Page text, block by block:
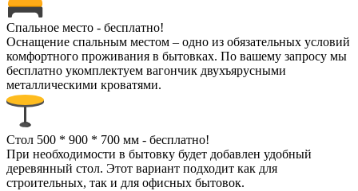
Спальное место - бесплатно!
Оснащение спальным местом – одно из обязательных условий
комфортного проживания в бытовках. По вашему запросу мы
бесплатно укомплектуем вагончик двухъярусными
металлическими кроватями.
Стол 500 * 900 * 700 мм - бесплатно!
При необходимости в бытовку будет добавлен удобный
деревянный стол. Этот вариант подходит как для
строительных, так и для офисных бытовок.